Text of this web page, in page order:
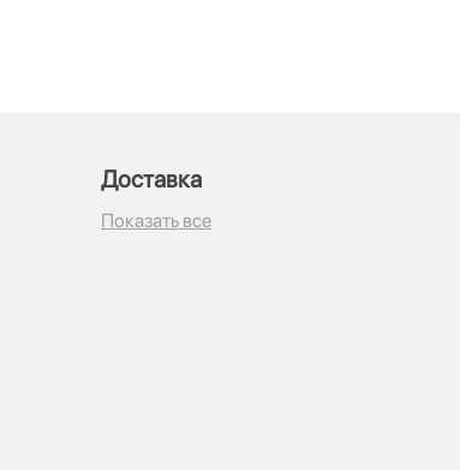
Доставка
Показать все